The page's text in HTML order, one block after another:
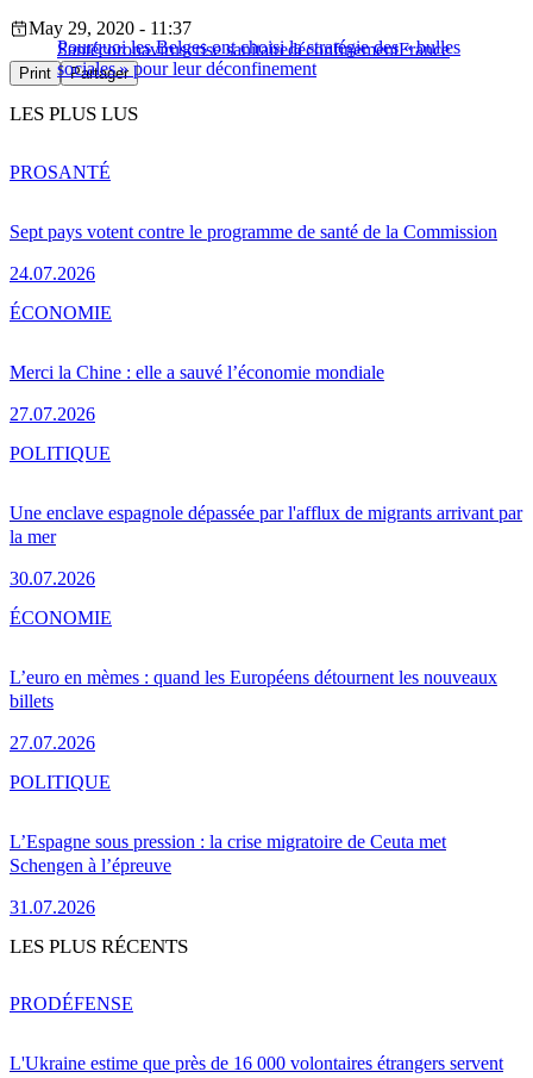
Pourquoi les Belges ont choisi la stratégie des « bulles
sociales » pour leur déconfinement
May 29, 2020 - 11:37
Santécoronaviruscrise sanitairedéconfinementFrance
Print Partager
LES PLUS LUS
Sept pays votent contre le programme de santé de la Commission
24.07.2026
PROSANTÉ
Merci la Chine : elle a sauvé l’économie mondiale
27.07.2026
ÉCONOMIE
Une enclave espagnole dépassée par l'afflux de migrants arrivant par
la mer
30.07.2026
POLITIQUE
L’euro en mèmes : quand les Européens détournent les nouveaux
billets
27.07.2026
ÉCONOMIE
L’Espagne sous pression : la crise migratoire de Ceuta met
Schengen à l’épreuve
31.07.2026
POLITIQUE
LES PLUS RÉCENTS
L'Ukraine estime que près de 16 000 volontaires étrangers servent
PRODÉFENSE